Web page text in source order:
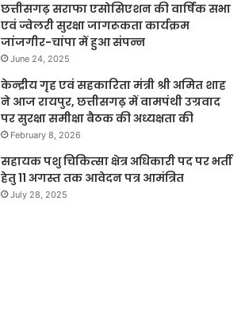
छत्तीसगढ़ सराफा एसोसिएशन की वार्षिक सभा
एवं ज्वेलरी सुरक्षा जागरूकता कार्यक्रम
जांजगीर-चांपा में हुआ संपन्न
June 24, 2025
केन्द्रीय गृह एवं सहकारिता मंत्री श्री अमित शाह
ने आज रायपुर, छत्तीसगढ़ में वामपंथी उग्रवाद
पर सुरक्षा समीक्षा बैठक की अध्यक्षता की
February 8, 2026
सहायक पशु चिकित्सा क्षेत्र अधिकारी पद पर भर्ती
हेतु 11 अगस्त तक आवेदन पत्र आमंत्रित
July 28, 2025